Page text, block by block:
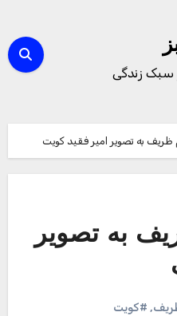
سبک زندگی
ظریف به تصویر امیر فقید کویت
به تصویر
, #کویت